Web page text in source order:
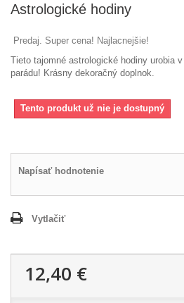
Astrologické hodiny
Predaj. Super cena! Najlacnejšie!
Tieto tajomné astrologické hodiny urobia v
parádu! Krásny dekoračný doplnok
Tento produkt už nie je dostupný
Napísať hodnotenie
Vytlačiť
12,40 €